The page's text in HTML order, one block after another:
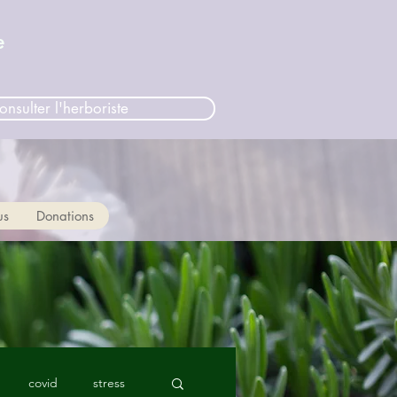
l'herboriste
Donations
covid stress